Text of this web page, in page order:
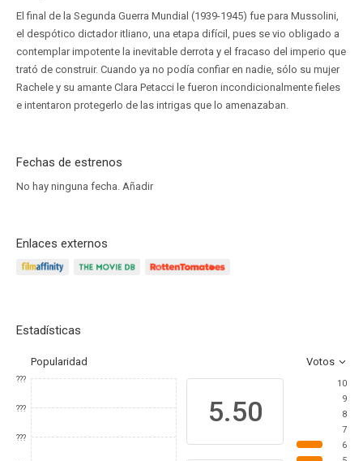
El final de la Segunda Guerra Mundial (1939-1945) fue para Mussolini,
el despótico dictador itliano, una etapa difícil, pues se vio obligado a
contemplar impotente la inevitable derrota y el fracaso del imperio que
trató de construir. Cuando ya no podía confiar en nadie, sólo su mujer
Rachele y su amante Clara Petacci le fueron incondicionalmente fieles
e intentaron protegerlo de las intrigas que lo amenazaban.
Fechas de estrenos
No hay ninguna fecha. Añadir
Enlaces externos
Estadísticas
Popularidad Votos
???
???
???
5.50
10
9
8
7
6